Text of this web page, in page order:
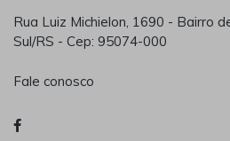
Rua Luiz Michielon, 1690 - Bairro
Sul/RS - Cep: 95074-000
Fale conosco